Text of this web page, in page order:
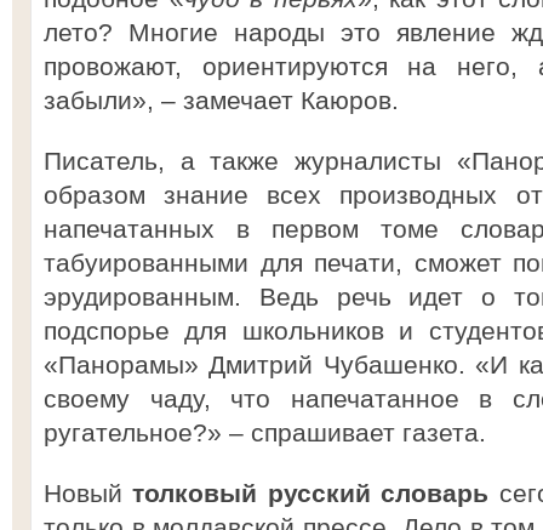
лето? Многие народы это явление
провожают, ориентируются на
забыли», – замечает Каюров.
Писатель, а также журналисты
образом знание всех производных
напечатанных в первом томе
табуированными для печати, сможет
эрудированным. Ведь речь идет о
подспорье для школьников и
«Панорамы» Дмитрий Чубашенко. «И
своему чаду, что напечатанное в
ругательное?» – спрашивает газета.
Новыйтолковый русский словарь